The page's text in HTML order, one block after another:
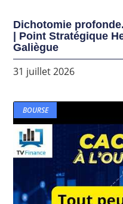
Dichotomie
| Point Stratégique
Galiègue
31 juillet 2026
BOURSE